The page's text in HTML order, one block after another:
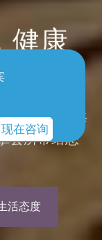
现在咨询
健康
。让您的每
会所带给您
活态度